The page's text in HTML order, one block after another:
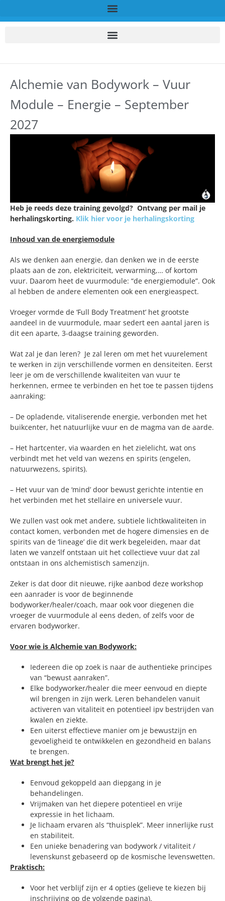
Alchemie van Bodywork – Vuur
Module – Energie – September
2027
Heb je reeds deze training gevolgd? Ontvang per mail je
herhalingskorting. Klik hier voor je herhalingskorting
Inhoud van de energiemodule
Als we denken aan energie, dan denken we in de eerste
plaats aan de zon, elektriciteit, verwarming,… of kortom
vuur. Daarom heet de vuurmodule: “de energiemodule”. Ook
al hebben de andere elementen ook een energieaspect.
Vroeger vormde de ‘Full Body Treatment’ het grootste
aandeel in de vuurmodule, maar sedert een aantal jaren is
dit een aparte, 3-daagse training geworden.
Wat zal je dan leren? Je zal leren om met het vuurelement
te werken in zijn verschillende vormen en densiteiten. Eerst
leer je om de verschillende kwaliteiten van vuur te
herkennen, ermee te verbinden en het toe te passen tijdens
aanraking:
– De opladende, vitaliserende energie, verbonden met het
buikcenter, het natuurlijke vuur en de magma van de aarde.
– Het hartcenter, via waarden en het zielelicht, wat ons
verbindt met het veld van wezens en spirits (engelen,
natuurwezens, spirits).
– Het vuur van de ‘mind’ door bewust gerichte intentie en
het verbinden met het stellaire en universele vuur.
We zullen vast ook met andere, subtiele lichtkwaliteiten in
contact komen, verbonden met de hogere dimensies en de
spirits van de ‘lineage’ die dit werk begeleiden, maar dat
laten we vanzelf ontstaan uit het collectieve vuur dat zal
ontstaan in ons alchemistisch samenzijn.
Zeker is dat door dit nieuwe, rijke aanbod deze workshop
een aanrader is voor de beginnende
bodyworker/healer/coach, maar ook voor diegenen die
vroeger de vuurmodule al eens deden, of zelfs voor de
ervaren bodyworker.
Voor wie is Alchemie van Bodywork:
Iedereen die op zoek is naar de authentieke principes
van “bewust aanraken”.
Elke bodyworker/healer die meer eenvoud en diepte
wil brengen in zijn werk. Leren behandelen vanuit
activeren van vitaliteit en potentieel ipv bestrijden van
kwalen en ziekte.
Een uiterst effectieve manier om je bewustzijn en
gevoeligheid te ontwikkelen en gezondheid en balans
te brengen.
Wat brengt het je?
Eenvoud gekoppeld aan diepgang in je
behandelingen.
Vrijmaken van het diepere potentieel en vrije
expressie in het lichaam.
Je lichaam ervaren als “thuisplek”. Meer innerlijke rust
en stabiliteit.
Een unieke benadering van bodywork / vitaliteit /
levenskunst gebaseerd op de kosmische levenswetten.
Praktisch:
Voor het verblijf zijn er 4 opties (gelieve te kiezen bij
inschrijving op de volgende pagina).